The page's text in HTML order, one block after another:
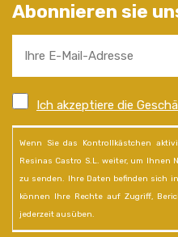
Abonnieren sie
Ich akzeptiere die
Wenn Sie das Kontrollkästchen
Resinas Castro S.L. weiter, um Ihnen
zu senden. Ihre Daten befinden sich
können Ihre Rechte auf Zugriff,
jederzeit ausüben.